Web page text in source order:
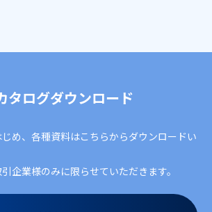
タログダウンロード
め、各種資料はこちらからダウンロードい
企業様のみに限らせていただきます。